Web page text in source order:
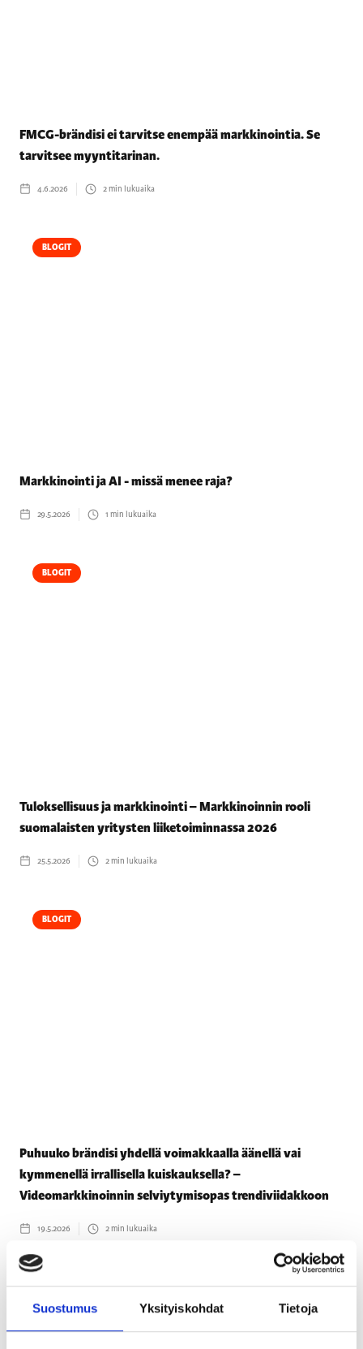
Suostumus Yksityiskohdat Tietoja
FMCG-brändisi ei tarvitse enempää markkinointia. Se
tarvitsee myyntitarinan.
4.6.2026 2min lukuaika
BLOGIT
Markkinointi ja AI - missä menee raja?
29.5.2026 1 min lukuaika
BLOGIT
Tuloksellisuus ja markkinointi – Markkinoinnin rooli
suomalaisten yritysten liiketoiminnassa 2026
25.5.2026 2min lukuaika
BLOGIT
Puhuuko brändisi yhdellä voimakkaalla äänellä vai
kymmenellä irrallisella kuiskauksella? –
Videomarkkinoinnin selviytymisopas trendiviidakkoon
19.5.2026 2min lukuaika
BLOGIT